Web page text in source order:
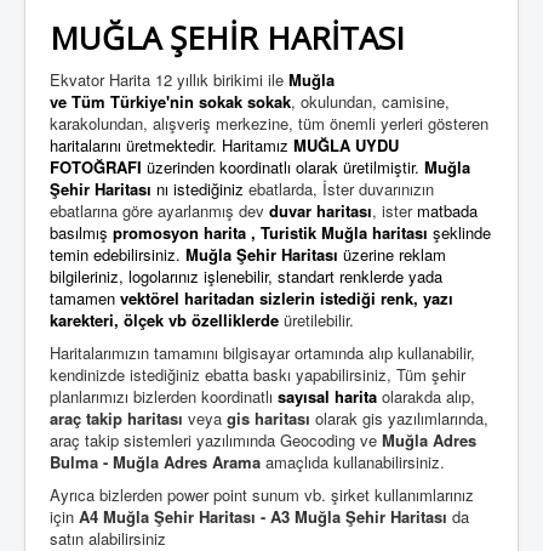
MUĞLA ŞEHİR HARİTASI
Ekvator Harita 12 yıllık birikimi ile Muğla
ve Tüm Türkiye'nin sokak sokak, okulundan, camisine,
karakolundan, alışveriş merkezine, tüm önemli yerleri gösteren
haritalarını üretmektedir. Haritamız MUĞLA UYDU
FOTOĞRAFI üzerinden koordinatlı olarak üretilmiştir. Muğla
Şehir Haritası nı istediğiniz ebatlarda, İster duvarınızın
ebatlarına göre ayarlanmış dev duvar haritası, ister matbada
basılmış promosyon harita , Turistik Muğla haritası şeklinde
temin edebilirsiniz. Muğla Şehir Haritası üzerine reklam
bilgileriniz, logolarınız işlenebilir, standart renklerde yada
tamamen vektörel haritadan sizlerin istediği renk, yazı
karekteri, ölçek vb özelliklerde üretilebilir.
Haritalarımızın tamamını bilgisayar ortamında alıp kullanabilir,
kendinizde istediğiniz ebatta baskı yapabilirsiniz, Tüm şehir
planlarımızı bizlerden koordinatlı sayısal harita olarakda alıp,
araç takip haritası veya gis haritası olarak gis yazılımlarında,
araç takip sistemleri yazılımında Geocoding ve Muğla Adres
Bulma - Muğla Adres Arama amaçlıda kullanabilirsiniz.
Ayrıca bizlerden power point sunum vb. şirket kullanımlarınız
için A4 Muğla Şehir Haritası - A3 Muğla Şehir Haritası da
satın alabilirsiniz